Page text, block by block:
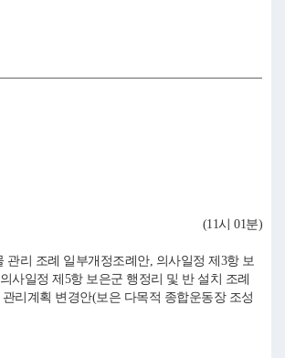
(11시 01분)
리 조례 일부개정조례안, 의사일정 제3항 보
사일정 제5항 보은군 행정리 및 반 설치 조례
리계획 변경안(보은 다목적 종합운동장 조성